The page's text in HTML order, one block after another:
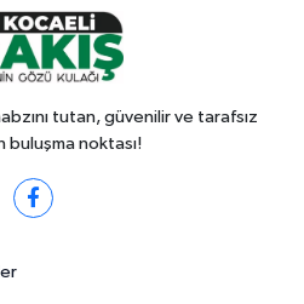
tutan, güvenilir ve tarafsız
buluşma noktası!